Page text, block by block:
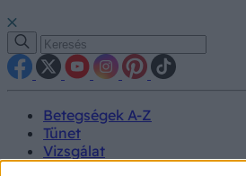
Betegségek A-Z
Tünet
Vizsgálat